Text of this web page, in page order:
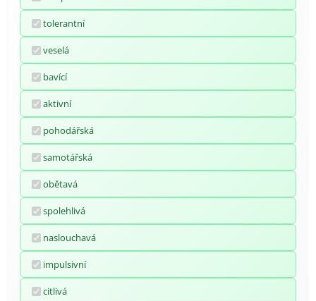
tolerantní
veselá
bavící
aktivní
pohodářská
samotářská
obětavá
spolehlivá
naslouchavá
impulsivní
citlivá